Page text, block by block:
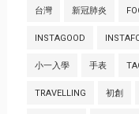
台灣 新冠肺炎
INSTAGOOD
小一入學 手表
TRAVELLING 初創